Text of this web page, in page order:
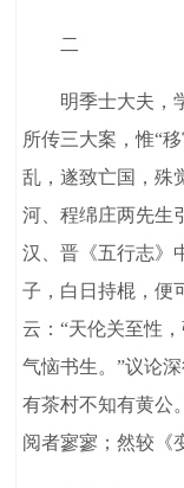
二
明季士大夫，学
所传三大案，惟“
乱，遂致亡国，殊
河、程绵庄两先生
汉、晋《五行志》
子，白日持棍，便
云：“天伦关至性
气恼书生。”议论
有茶村不知有黄公
阅者寥寥；然较《